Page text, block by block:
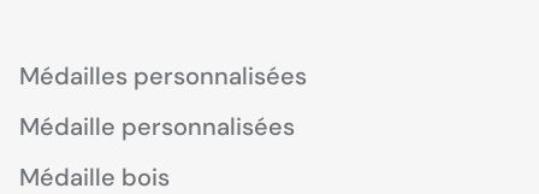
Médailles personnalisées
Médaille personnalisées
Médaille bois